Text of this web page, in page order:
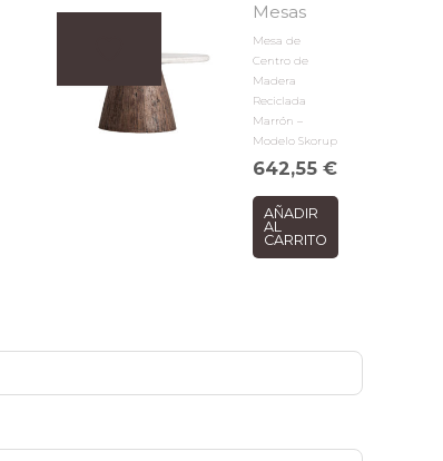
Mesas
Mesa de
Centro de
Madera
Reciclada
Marrón –
Modelo Skorup
642,55€
AÑADIR
AL
CARRITO